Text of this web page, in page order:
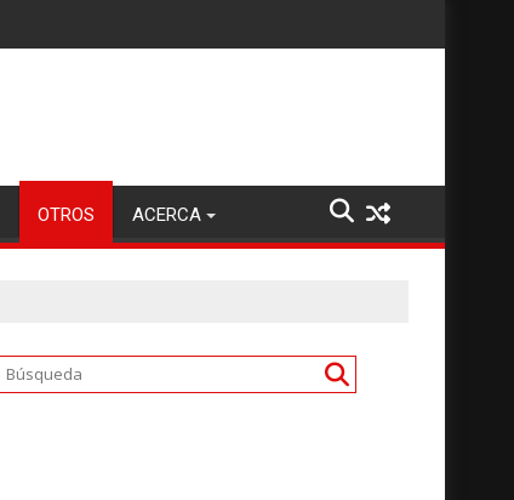
OTROS ACERCA